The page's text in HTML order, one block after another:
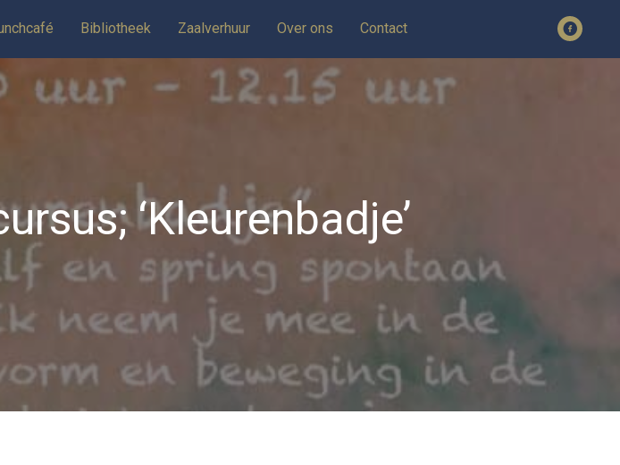
Bibliotheek Zaalverhuur Over ons Contact
‘Kleurenbadje’